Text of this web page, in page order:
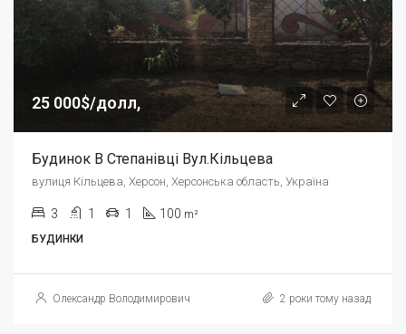
25 000$/долл,
Будинок В Степанівці Вул.Кільцева
вулиця Кільцева, Херсон, Херсонська область, Україна
3 1 1 100 m²
БУДИНКИ
Олександр Володимирович 2 роки тому назад